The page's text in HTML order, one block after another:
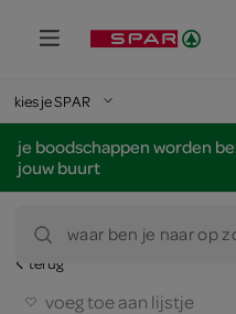
kies je SPAR
je boodschappen worden
jouw buurt
waar ben je naar op
terug
voeg toe aan lijstje